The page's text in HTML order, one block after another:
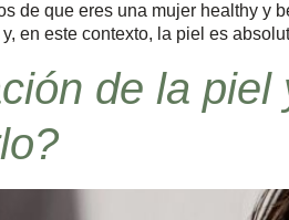
de que eres una mujer healthy y
en este contexto, la piel es
de la